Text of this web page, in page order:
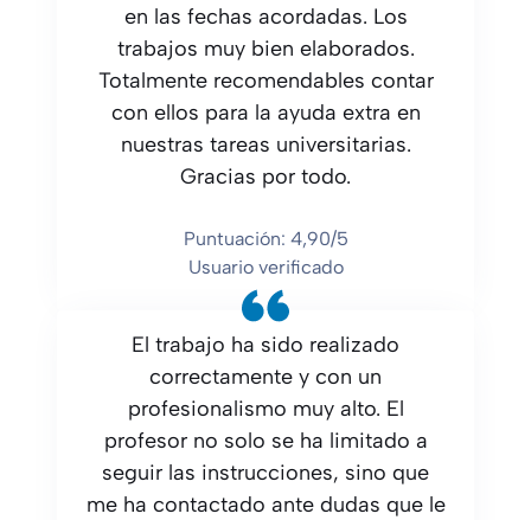
en las fechas acordadas. Los
trabajos muy bien elaborados.
Totalmente recomendables contar
con ellos para la ayuda extra en
nuestras tareas universitarias.
Gracias por todo.
Puntuación: 4,90/5
Usuario verificado
El trabajo ha sido realizado
correctamente y con un
profesionalismo muy alto. El
profesor no solo se ha limitado a
seguir las instrucciones, sino que
me ha contactado ante dudas que le